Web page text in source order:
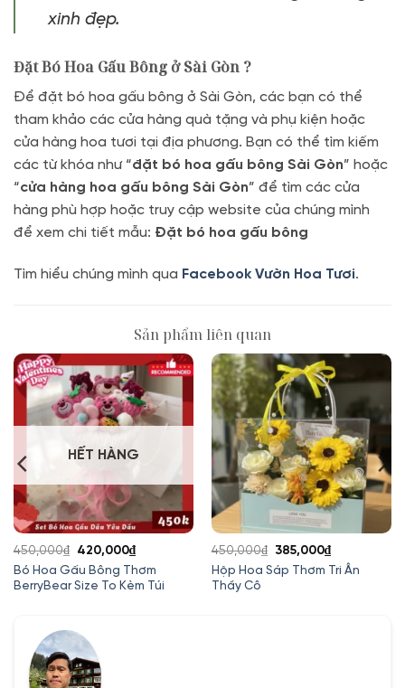
xinh đẹp.
Đặt Bó Hoa Gấu Bông ở Sài Gòn ?
Để đặt bó hoa gấu bông ở Sài Gòn, các bạn có thể
tham khảo các cửa hàng quà tặng và phụ kiện hoặc
cửa hàng hoa tươi tại địa phương. Bạn có thể tìm kiếm
các từ khóa như “đặt bó hoa gấu bông Sài Gòn” hoặc
“cửa hàng hoa gấu bông Sài Gòn” để tìm các cửa
hàng phù hợp hoặc truy cập website của chúng mình
để xem chi tiết mẫu: Đặt bó hoa gấu bông
Tìm hiểu chúng mình qua Facebook Vườn Hoa Tươi.
Sản phẩm liên quan
HẾT HÀNG
Bó Hoa Gấu Bông Thơm
BerryBear Size To Kèm Túi
450,000₫
Giá
gốc
là:
420,000₫Giá
hiện
tại
Hộp Hoa Sáp Thơm Tri Ân
Thầy Cô
450,000₫
Giá
gốc
385,000₫Giá
hiện